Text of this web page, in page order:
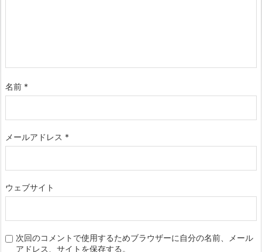
名前 *
メールアドレス *
ウェブサイト
次回のコメントで使用するためブラウザーに自分の名前、メール
アドレス、サイトを保存する。